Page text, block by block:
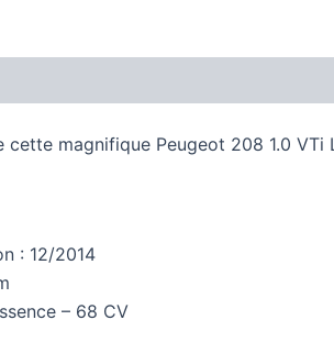
cette magnifique Peugeot 208 1.0
: 12/2014
– 68 CV